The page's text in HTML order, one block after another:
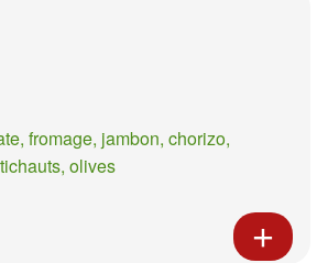
fromage, jambon, chorizo,
olives